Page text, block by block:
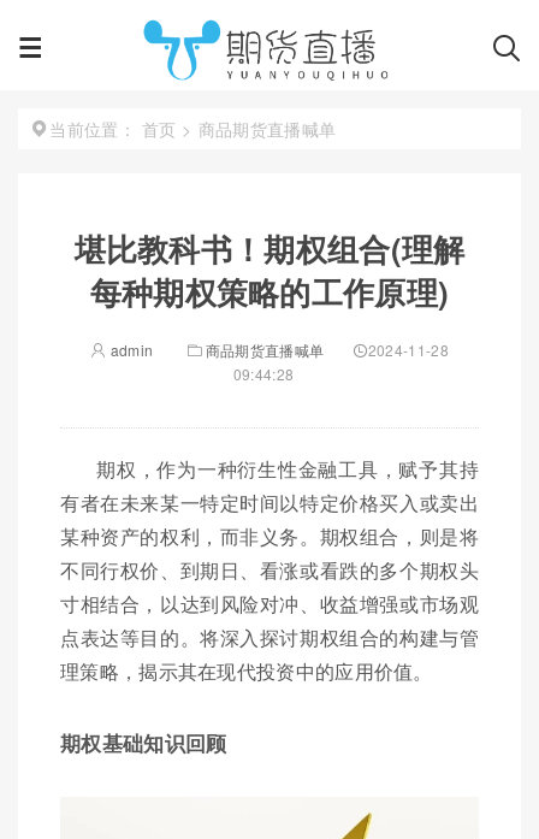
当前位置： 首页 > 商品期货直播喊单
堪比教科书！期权组合(理解
每种期权策略的工作原理)
admin 商品期货直播喊单
2024-11-28
09:44:28
期权，作为一种衍生性金融工具，赋予其持
有者在未来某一特定时间以特定价格买入或卖出
某种资产的权利，而非义务。期权组合，则是将
不同行权价、到期日、看涨或看跌的多个期权头
寸相结合，以达到风险对冲、收益增强或市场观
点表达等目的。将深入探讨期权组合的构建与管
理策略，揭示其在现代投资中的应用价值。
期权基础知识回顾